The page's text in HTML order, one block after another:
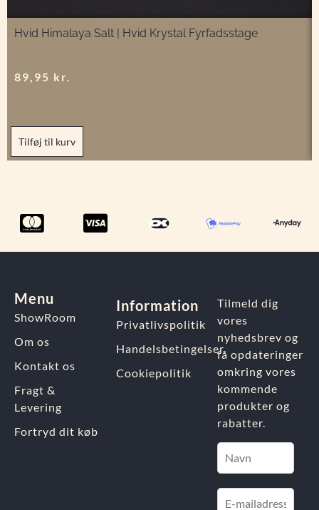
Hvid Himalaya Salt | Hvid Krystal Fyrfadsstage
89,95 kr.
Tilføj til kurv
Menu
ShowRoom
Om os
Kontakt os
Fragt &
Levering
Fortryd dit køb
Information
Privatlivspolitik
Handelsbetingelser
Cookiepolitik
Tilmeld dig
vores
nyhedsbrev og
få opdateringer
omkring vores
kommende
produkter og
rabatter.